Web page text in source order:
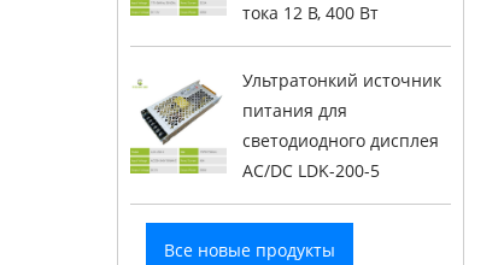
тока 12 В, 400 Вт
Ультратонкий источник
питания для
светодиодного дисплея
AC/DC LDK-200-5
Все новые продукты